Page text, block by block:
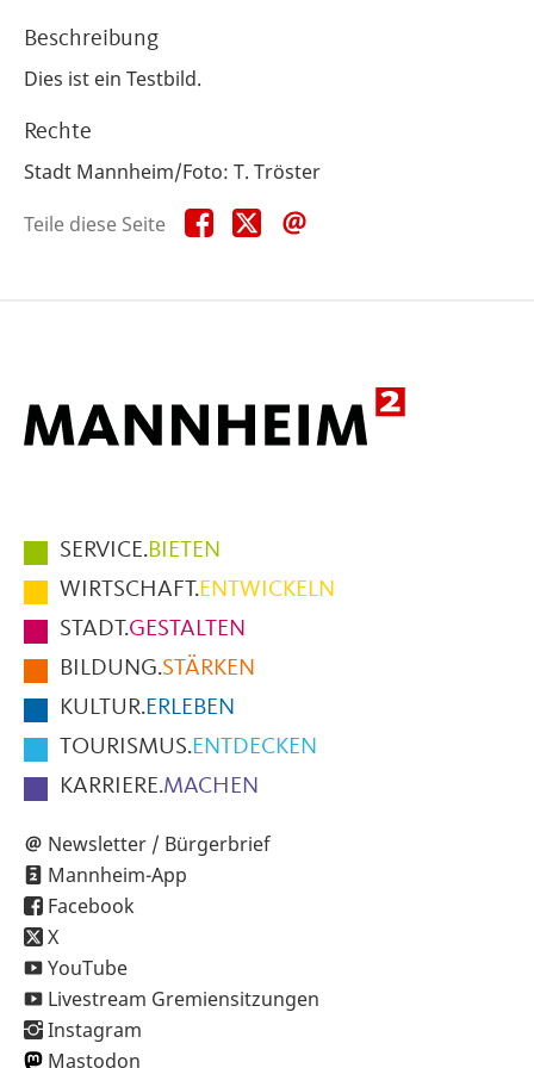
Beschreibung
Dies ist ein Testbild.
Rechte
Stadt Mannheim/Foto: T. Tröster
Teile diese Seite
Teile
diese
Teile
diese
Hauptmenüpunkte
im
Fußbereich
der
Seite
SERVICE.BIETEN
WIRTSCHAFT.ENTWICKELN
STADT.GESTALTEN
BILDUNG.STÄRKEN
KULTUR.ERLEBEN
TOURISMUS.ENTDECKEN
KARRIERE.MACHEN
Newsletter / Bürgerbrief
Mannheim-App
Facebook
X
YouTube
Livestream Gremiensitzungen
Instagram
Mastodon